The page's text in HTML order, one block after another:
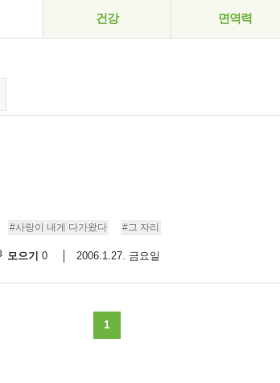
건강 면역력
#사랑이 내게 다가왔다 #그 자리
모으기 0 2006.1.27. 금요일
1